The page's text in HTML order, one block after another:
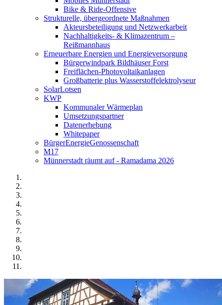
Bike & Ride-Offensive
Strukturelle, übergeordnete Maßnahmen
Akteursbeteiligung und Netzwerkarbeit
Nachhaltigkeits- & Klimazentrum –
Reißmannhaus
Erneuerbare Energien und Energieversorgung
Bürgerwindpark Bildhäuser Forst
Freiflächen-Photovoltaikanlagen
Großbatterie plus Wasserstoffelektrolyseur
SolarLotsen
KWP
Kommunaler Wärmeplan
Umsetzungspartner
Datenerhebung
Whitepaper
BürgerEnergieGenossenschaft
M17
Münnerstadt räumt auf - Ramadama 2026